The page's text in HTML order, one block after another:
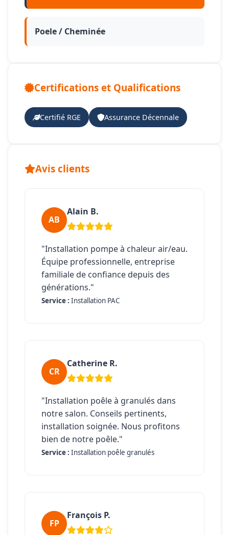
Poele / Cheminée
Certifications et Qualifications
Certifié RGE Assurance Décennale
Avis clients
AB
Alain B.
"Installation pompe à chaleur air/eau.
Équipe professionnelle, entreprise
familiale de confiance depuis des
générations."
Service : Installation PAC
CR
Catherine R.
"Installation poêle à granulés dans
notre salon. Conseils pertinents,
installation soignée. Nous profitons
bien de notre poêle."
Service : Installation poêle granulés
FP
François P.